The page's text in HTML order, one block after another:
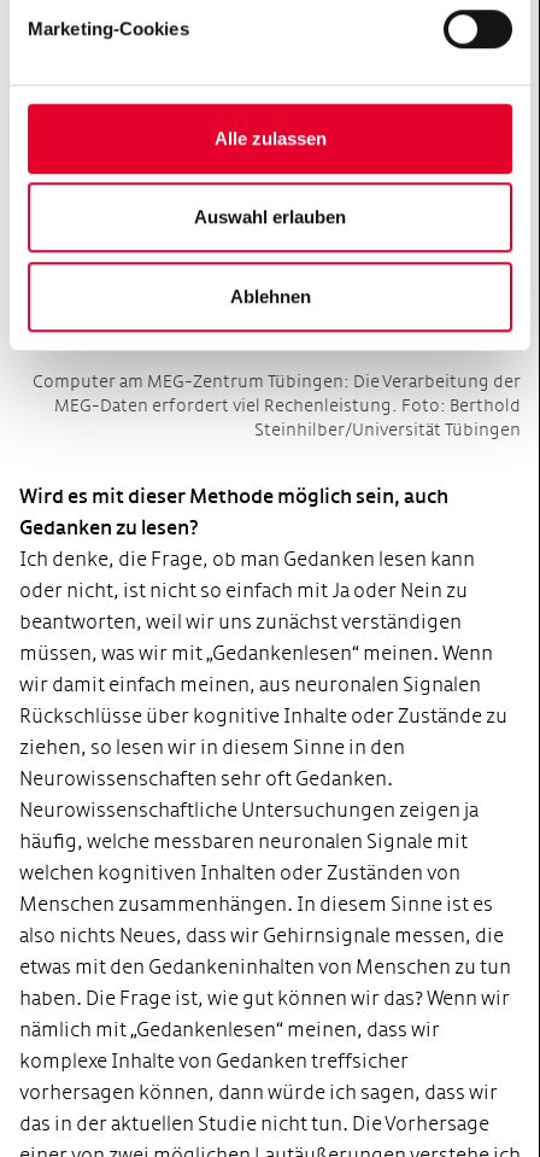
Marketing-Cookies
Alle zulassen
Auswahl erlauben
Ablehnen
Computer am MEG-Zentrum Tübingen: Die Verarbeitung der
MEG-Daten erfordert viel Rechenleistung. Foto: Berthold
Steinhilber/Universität Tübingen
Wird es mit dieser Methode möglich sein, auch
Gedanken zu lesen?
Ich denke, die Frage, ob man Gedanken lesen kann
oder nicht, ist nicht so einfach mit Ja oder Nein zu
beantworten, weil wir uns zunächst verständigen
müssen, was wir mit „Gedankenlesen“ meinen. Wenn
wir damit einfach meinen, aus neuronalen Signalen
Rückschlüsse über kognitive Inhalte oder Zustände zu
ziehen, so lesen wir in diesem Sinne in den
Neurowissenschaften sehr oft Gedanken.
Neurowissenschaftliche Untersuchungen zeigen ja
häufig, welche messbaren neuronalen Signale mit
welchen kognitiven Inhalten oder Zuständen von
Menschen zusammenhängen. In diesem Sinne ist es
also nichts Neues, dass wir Gehirnsignale messen, die
etwas mit den Gedankeninhalten von Menschen zu tun
haben. Die Frage ist, wie gut können wir das? Wenn wir
nämlich mit „Gedankenlesen“ meinen, dass wir
komplexe Inhalte von Gedanken treffsicher
vorhersagen können, dann würde ich sagen, dass wir
das in der aktuellen Studie nicht tun. Die Vorhersage